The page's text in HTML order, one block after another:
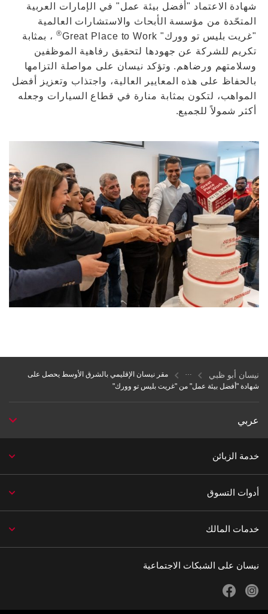
شهادة الاعتماد "أفضل بيئة عمل" في الإمارات العربية
المتحّدة من مؤسسة الأبحاث والاستشارات العالمية
"غريت بليس تو وورك" Great Place to Work
® ، بمثابة
تكريم للشركة عن جهودها لتحقيق رفاهية الموظفين
وسلامتهم ورضاهم. وتؤكد نيسان على مواصلة التزامها
بالحفاظ على هذه المعايير العالية، واجتذاب وتعزيز أفضل
المواهب، لتكون بمثابة منارة في قطاع السيارات وجعله
أكثر شمولاً للجميع.
نيسان أبو ظبي
مقر نيسان الإقليمي بالشرق الأوسط يحصل على
شهادة "أفضل بيئة عمل" من "غريت بليس تو وورك"
عربي
G
E
ز
خدمة الزبائن
G
E
أدوات التسوق
G
خدمات المالك
نيسان على الشبكات الاجتماعية
instagram